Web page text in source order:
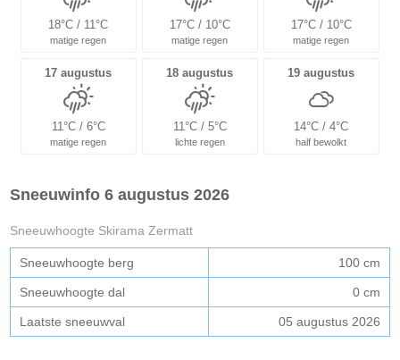
18°C / 11°C
matige regen
17°C / 10°C
matige regen
17°C / 10°C
matige regen
17 augustus
11°C / 6°C
matige regen
18 augustus
11°C / 5°C
lichte regen
19 augustus
14°C / 4°C
half bewolkt
Sneeuwinfo 6 augustus 2026
Sneeuwhoogte Skirama Zermatt
Sneeuwhoogte berg 100 cm
Sneeuwhoogte dal 0 cm
Laatste sneeuwval 05 augustus 2026